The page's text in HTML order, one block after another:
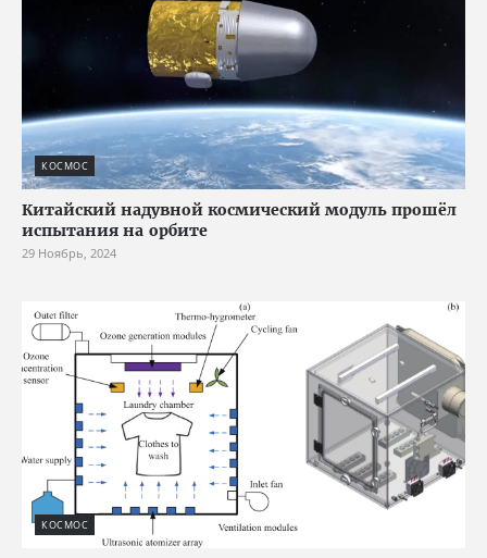
КОСМОС
Китайский надувной космический модуль прошёл
испытания на орбите
29 Ноябрь, 2024
КОСМОС